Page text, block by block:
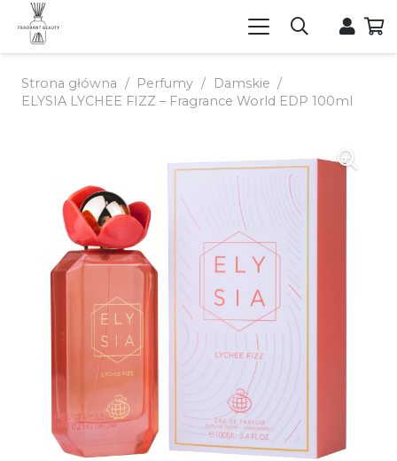
Strona główna / Perfumy / Damskie /
ELYSIA LYCHEE FIZZ – Fragrance World EDP 100ml